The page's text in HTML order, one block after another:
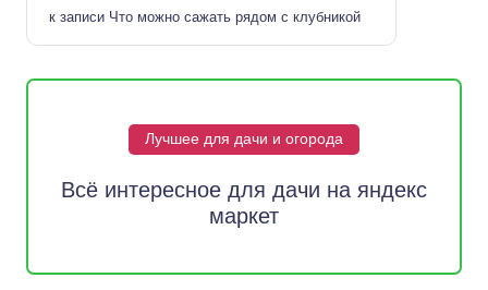
к записи Что можно сажать рядом с клубникой
Лучшее для дачи и огорода
Всё интересное для дачи на яндекс
маркет